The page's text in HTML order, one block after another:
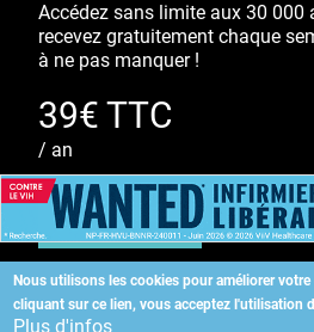
Nous utilisons les cookies pour améliorer
cliquant sur ce lien, vous acceptez l'utilisation
Plus d'infos
Accédez sans limite aux 30 000
recevez gratuitement chaque
à ne pas manquer !
39€ TTC
/ an
S'ABONNER
Copyright